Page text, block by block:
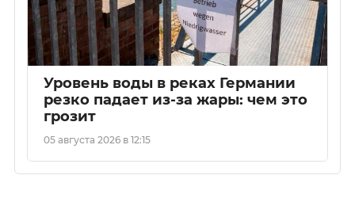
Уровень воды в реках Германии
резко падает из-за жары: чем это
грозит
05 августа 2026 в 12:15